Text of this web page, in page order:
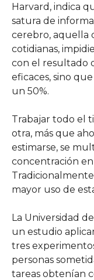
Harvard, indica
satura de
cerebro, aquella
cotidianas,
con el resultado
eficaces, sino
un 50%.
Trabajar todo el
otra, más que
estimarse, se
concentración
mayor uso de
La Universidad
un estudio
tres
personas
tareas obtenían